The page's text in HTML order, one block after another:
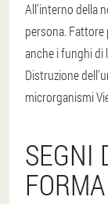
All'interno della
persona. Fattore
anche i funghi di
Distruzione
microrganismi
SEGNI